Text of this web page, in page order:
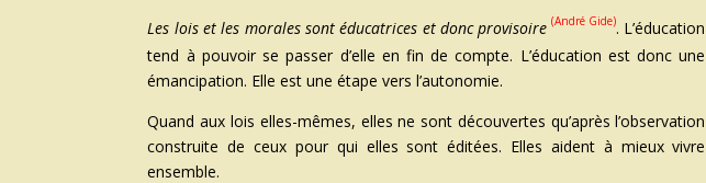
Les lois et les morales sont éducatrices et donc provisoire (André Gide). L’éducation
tend à pouvoir se passer d’elle en fin de compte. L’éducation est donc une
émancipation. Elle est une étape vers l’autonomie.
Quand aux lois elles-mêmes, elles ne sont découvertes qu’après l’observation
construite de ceux pour qui elles sont éditées. Elles aident à mieux vivre
ensemble.